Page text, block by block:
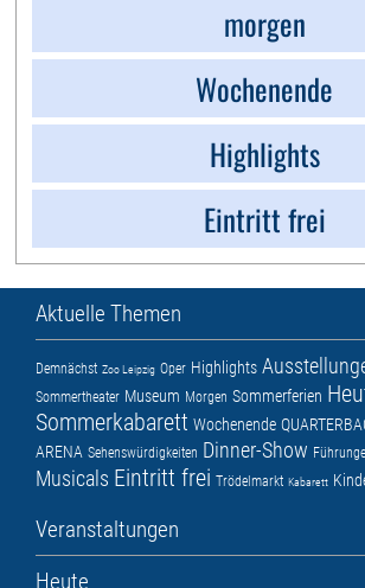
morgen
Wochenende
Highlights
Eintritt frei
Aktuelle Themen
Demnächst Zoo Leipzig Oper Highlights
Sommertheater Museum Morgen Sommerferien
Sommerkabarett Wochenende
ARENA Sehenswürdigkeiten Dinner-Show
Musicals Eintritt frei Trödelmarkt Kabarett
Veranstaltungen
Heute